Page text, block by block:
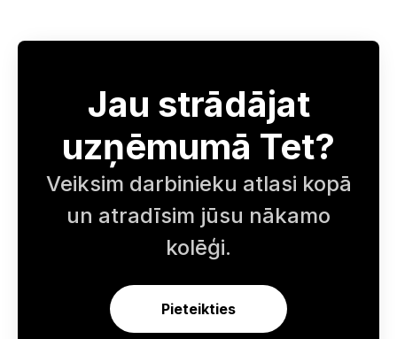
Jau strādājat
uzņēmumā Tet?
Veiksim darbinieku atlasi kopā
un atradīsim jūsu nākamo
kolēģi.
Pieteikties